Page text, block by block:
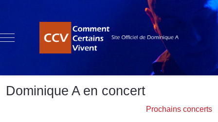
Mobile Menu Toggle
Dominique A en concert
Prochains concerts